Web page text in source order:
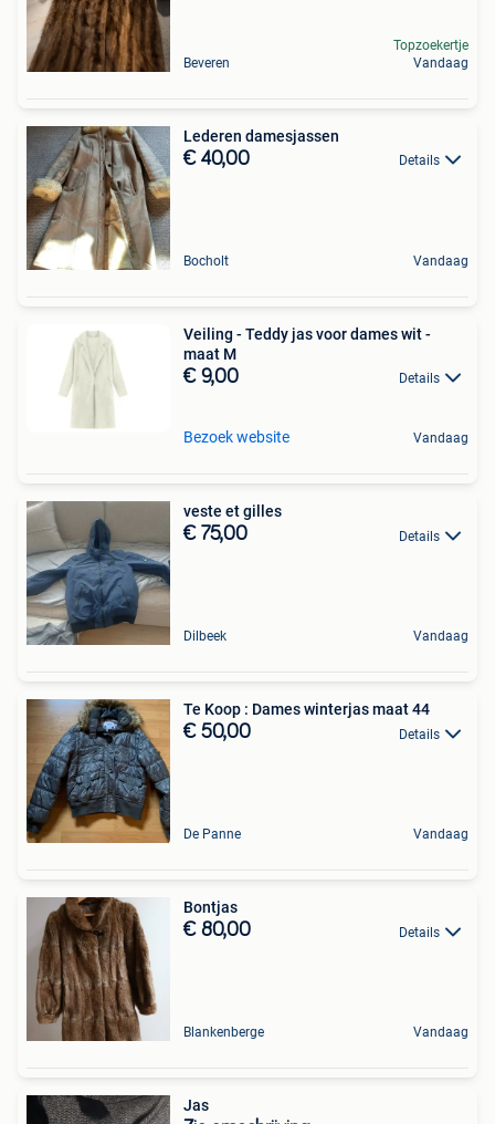
Beveren
Topzoekertje
Vandaag
Lederen damesjassen
€ 40,00 Details
Bocholt Vandaag
Veiling - Teddy jas voor dames wit -
maat M
€ 9,00 Details
Bezoek website Vandaag
veste et gilles
€ 75,00 Details
Dilbeek Vandaag
Te Koop : Dames winterjas maat 44
€ 50,00 Details
De Panne Vandaag
Bontjas
€ 80,00 Details
Blankenberge Vandaag
Jas